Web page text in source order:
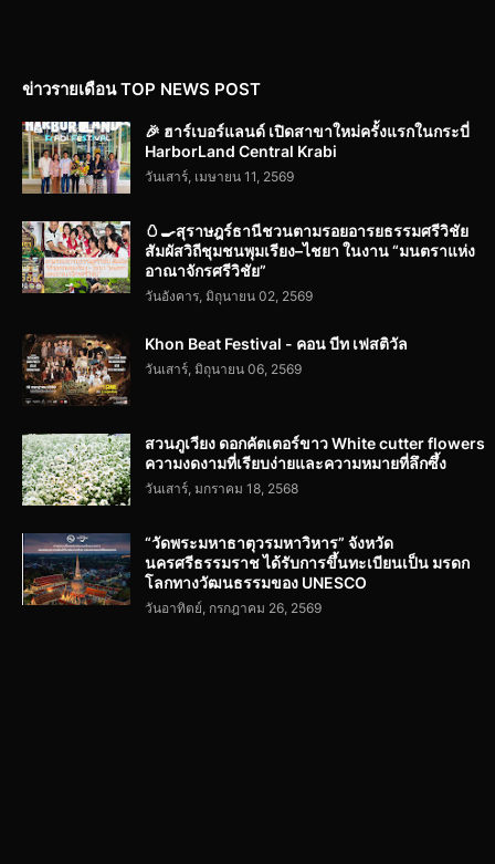
ข่าวรายเดือน TOP NEWS POST
🎉 ฮาร์เบอร์แลนด์ เปิดสาขาใหม่ครั้งแรกในกระบี่
HarborLand Central Krabi
วันเสาร์, เมษายน 11, 2569
🥚🍳สุราษฎร์ธานีชวนตามรอยอารยธรรมศรีวิชัย
สัมผัสวิถีชุมชนพุมเรียง–ไชยา ในงาน “มนตราแห่ง
อาณาจักรศรีวิชัย”
วันอังคาร, มิถุนายน 02, 2569
Khon Beat Festival - คอน บีท เฟสติวัล
วันเสาร์, มิถุนายน 06, 2569
สวนภูเวียง ดอกคัตเตอร์ขาว White cutter flowers
ความงดงามที่เรียบง่ายและความหมายที่ลึกซึ้ง
วันเสาร์, มกราคม 18, 2568
“วัดพระมหาธาตุวรมหาวิหาร” จังหวัด
นครศรีธรรมราช ได้รับการขึ้นทะเบียนเป็น มรดก
โลกทางวัฒนธรรมของ UNESCO
วันอาทิตย์, กรกฎาคม 26, 2569